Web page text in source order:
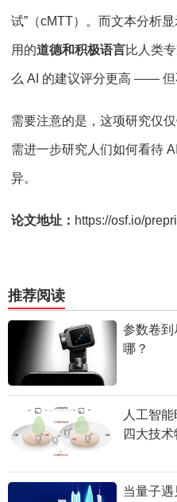
试”（cMTT）。而文本分析
用的道德和积极语言比人类
么 AI 的建议评分更高 —— 但
需要注意的是，这项研究仅
需进一步研究人们如何看待
异。
论文地址： https://osf.io/
推荐阅读
参数卷到
哪？
人工智
四大技术
当量子